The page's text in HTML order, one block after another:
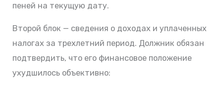
пеней на текущую дату.
Второй блок — сведения о доходах и уплаченных
налогах за трехлетний период. Должник обязан
подтвердить, что его финансовое положение
ухудшилось объективно: